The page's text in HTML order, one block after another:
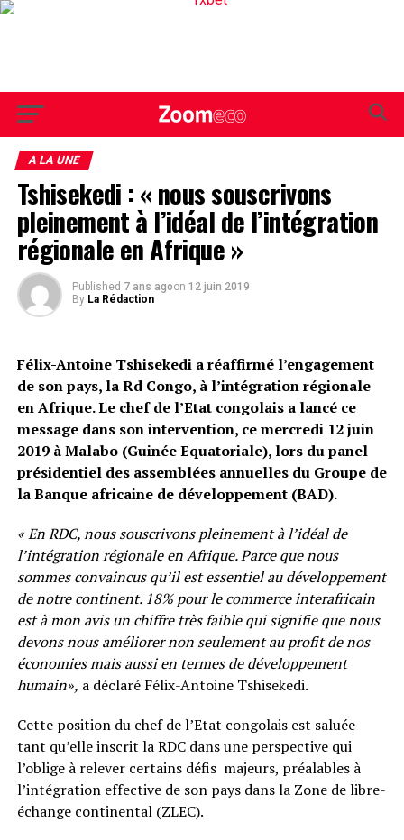
A LA UNE
Tshisekedi : « nous souscrivons
pleinement à l’idéal de l’intégration
régionale en Afrique »
Published 7 ans agoon 12 juin 2019
By La Rédaction
Félix-Antoine Tshisekedi a réaffirmé l’engagement
de son pays, la Rd Congo, à l’intégration régionale
en Afrique. Le chef de l’Etat congolais a lancé ce
message dans son intervention, ce mercredi 12 juin
2019 à Malabo (Guinée Equatoriale), lors du panel
présidentiel des assemblées annuelles du Groupe de
la Banque africaine de développement (BAD).
« En RDC, nous souscrivons pleinement à l’idéal de
l’intégration régionale en Afrique. Parce que nous
sommes convaincus qu’il est essentiel au développement
de notre continent. 18% pour le commerce interafricain
est à mon avis un chiffre très faible qui signifie que nous
devons nous améliorer non seulement au profit de nos
économies mais aussi en termes de développement
humain», a déclaré Félix-Antoine Tshisekedi.
Cette position du chef de l’Etat congolais est saluée
tant qu’elle inscrit la RDC dans une perspective qui
l’oblige à relever certains défis majeurs, préalables à
l’intégration effective de son pays dans la Zone de libre-
échange continental (ZLEC).